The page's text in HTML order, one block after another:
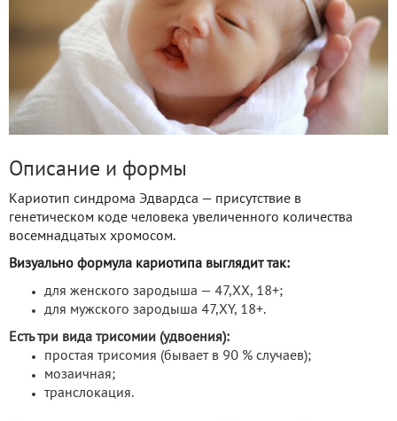
Описание и формы
Кариотип синдрома Эдвардса — присутствие в
генетическом коде человека увеличенного количества
восемнадцатых хромосом.
Визуально формула кариотипа выглядит так:
для женского зародыша — 47,ХХ, 18+;
для мужского зародыша 47,ХY, 18+.
Есть три вида трисомии (удвоения):
простая трисомия (бывает в 90 % случаев);
мозаичная;
транслокация.